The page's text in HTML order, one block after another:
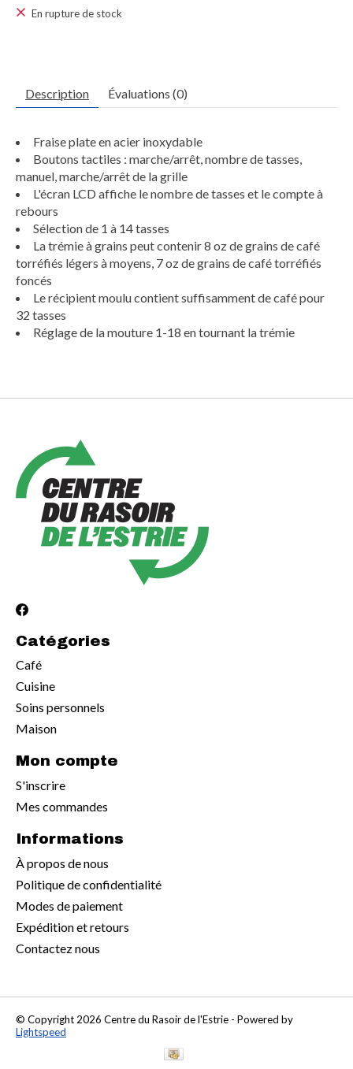
En rupture de stock
Description Évaluations (0)
Fraise plate en acier inoxydable
Boutons tactiles : marche/arrêt, nombre de tasses,
manuel, marche/arrêt de la grille
L'écran LCD affiche le nombre de tasses et le compte à
rebours
Sélection de 1 à 14 tasses
La trémie à grains peut contenir 8 oz de grains de café
torréfiés légers à moyens, 7 oz de grains de café torréfiés
foncés
Le récipient moulu contient suffisamment de café pour
32 tasses
Réglage de la mouture 1-18 en tournant la trémie
Catégories
Café
Cuisine
Soins personnels
Maison
Mon compte
S'inscrire
Mes commandes
Informations
À propos de nous
Politique de confidentialité
Modes de paiement
Expédition et retours
Contactez nous
© Copyright 2026 Centre du Rasoir de l'Estrie - Powered by
Lightspeed